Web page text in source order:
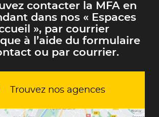
contacter la MFA en
dans nos « Espaces
», par courrier
à l’aide du formulaire
ou par courrier.
Trouvez nos agences